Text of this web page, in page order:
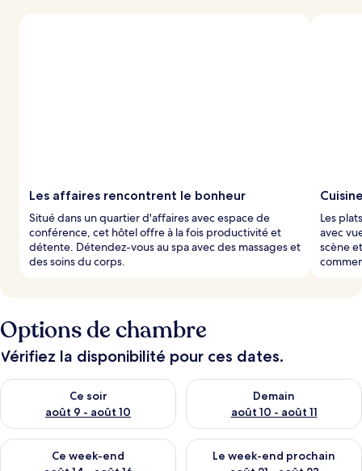
Les affaires rencontrent le bonheur
Situé dans un quartier d'affaires avec espace de
conférence, cet hôtel offre à la fois productivité et
détente. Détendez-vous au spa avec des massages et
des soins du corps.
Les
avec
scène
Options de chambre
Vérifiez la disponibilité pour ces dates.
Ce soir
août 9 - août 10
Vérifier la disponibilité pour ce soir août 9 - août 10
Demain
août 10 - août 11
Vérifier la disponibilité pour
Ce week-end
Vérifier la disponibilité pour ce week-end août 14 - août 16
Le week-end prochain
Vérifier la disponibilité pour